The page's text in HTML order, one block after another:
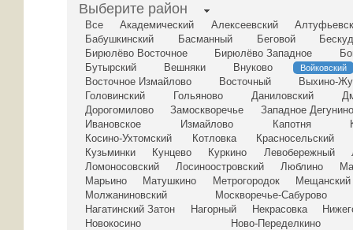
Выберите район
Все Академический Алексеевский
Бабушкинский
Басманный Беговой
Бирюлёво Восточное
Бирюлёво Западное
Бутырский
Вешняки Внуково Войковский
Восточное Измайлово Восточный
Выхино-
Головинский
Гольяново Даниловский
Дорогомилово
Замоскворечье
Западное Дегунино
Ивановское
Измайлово Капотня
Косино-Ухтомский
Котловка
Красносельский
Кузьминки
Кунцево Куркино Левобережный
Ломоносовский
Лосиноостровский Люблино
Марьино
Матушкино Метрогородок
Мещанский
Молжаниновский
Москворечье-Сабурово
Нагатинский Затон
Нагорный Некрасовка
Новокосино
Ново-Переделкино